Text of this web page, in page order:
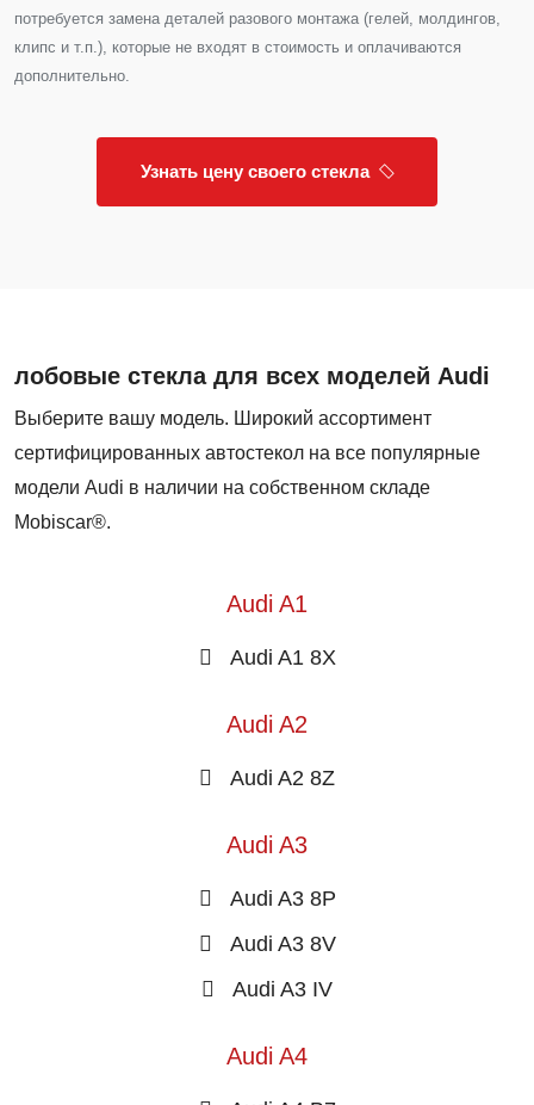
потребуется замена деталей разового монтажа (гелей, молдингов,
клипс и т.п.), которые не входят в стоимость и оплачиваются
дополнительно.
Узнать цену своего стекла
лобовые стекла для всех моделей Audi
Выберите вашу модель. Широкий ассортимент
сертифицированных автостекол на все популярные
модели Audi в наличии на собственном складе
Mobiscar®.
Audi A1
Audi A1 8X
Audi A2
Audi A2 8Z
Audi A3
Audi A3 8P
Audi A3 8V
Audi A3 IV
Audi A4